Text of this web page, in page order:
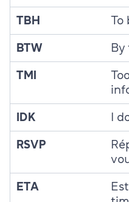
TBH To
BTW By
TMI
IDK I
RSVP
ETA